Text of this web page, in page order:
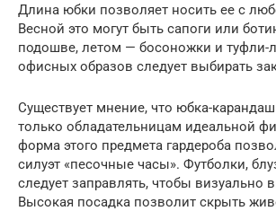
Длина юбки позволяет носить ее с
Весной это могут быть сапоги или
подошве, летом — босоножки и туфли-
офисных образов следует выбирать
Существует мнение, что юбка-
только обладательницам идеальной
форма этого предмета гардероба
силуэт «песочные часы». Футболки,
следует заправлять, чтобы визуально
Высокая посадка позволит скрыть